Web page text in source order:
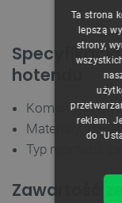
Specyfikacja
hotendu
Materiały:
Typ montażu:
Zawartość
Ta strona
lepszą
strony,
reklam.
do